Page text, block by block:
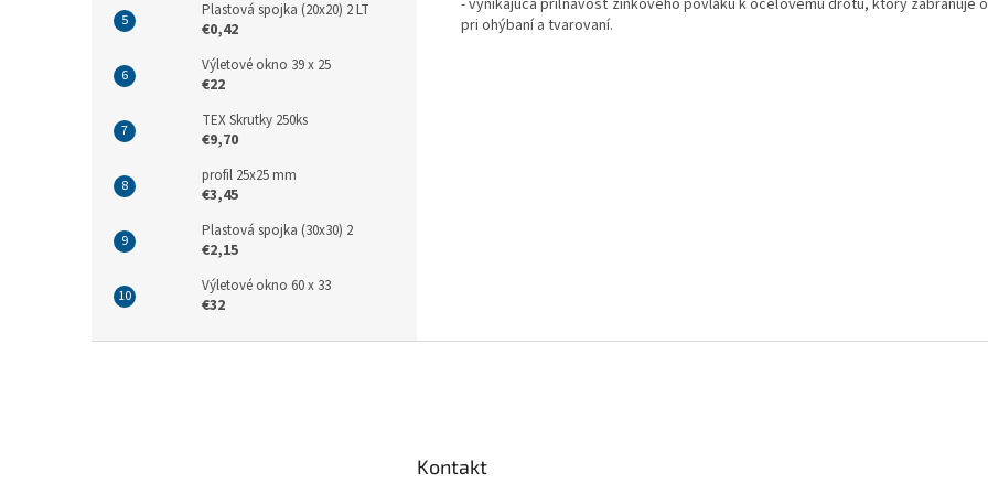
Plastová spojka (20x20) 2 LT
€0,42
Výletové okno 39 x 25
€22
TEX Skrutky 250ks
€9,70
profil 25x25 mm
€3,45
Plastová spojka (30x30) 2
€2,15
Výletové okno 60 x 33
€32
- vynikajúca priľnavosť zinkového povlaku k oceľovému drôtu, ktorý zabraňuje
pri ohýbaní a tvarovaní.
Kontakt